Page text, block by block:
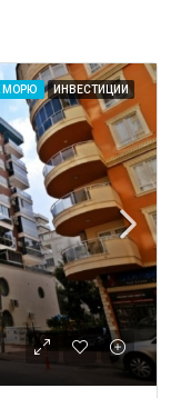
МОРЮ ИНВЕСТИЦИИ